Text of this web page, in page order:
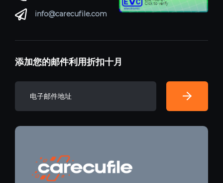
info@carecufile.com
添加您的邮件利用折扣十月